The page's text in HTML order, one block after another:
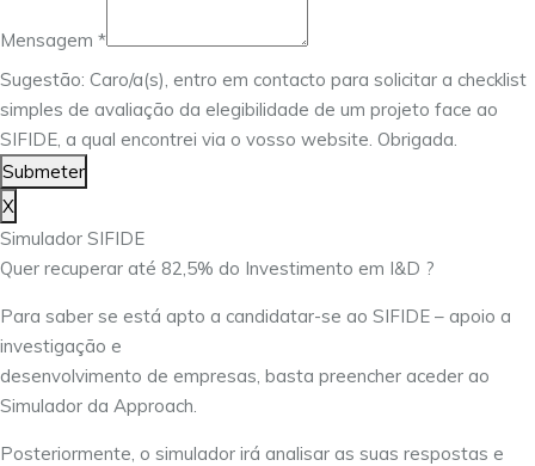
Mensagem
Mensagem *
Sugestão: Caro/a(s), entro em contacto para solicitar a checklist
simples de avaliação da elegibilidade de um projeto face ao
SIFIDE, a qual encontrei via o vosso website. Obrigada.
Submeter
X
Simulador SIFIDE
Quer recuperar até 82,5% do Investimento em I&D ?
Para saber se está apto a candidatar-se ao SIFIDE – apoio a
investigação e
desenvolvimento de empresas, basta preencher aceder ao
Simulador da Approach.
Posteriormente, o simulador irá analisar as suas respostas e